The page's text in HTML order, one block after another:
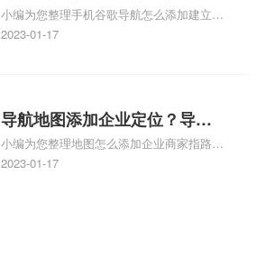
地图标注知识，详情可查看下方正文！
添加谷歌地图导航位置？
小编为您整理手机谷歌导航怎么添加建立多
人位置、如何在地图，谷歌地图添加公司位
2023-01-17
导航地图添加企业定位？导航
定位企业？
小编为您整理地图怎么添加企业商家指路人
地图标注服务中心铺名称、地图怎么添加企
2023-01-17